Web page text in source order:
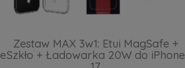
Zestaw MAX 3w1: Etui MagSafe +
Szkło + Ładowarka 20W do iPhone